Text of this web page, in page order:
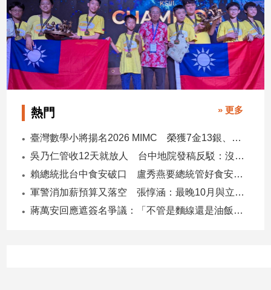
活
建
築/
室
內
設
美
食
星
理
熱門 » 更多
臺灣數學小將揚名2026 MIMC​ 榮獲7金13銀、13銅1佳作
吳乃仁管收12天就放人 台中地院發稿反駁：沒有司法雙標
賴總統批台中食安破口 盧秀燕要總統管好食安 蔣萬安搬2014「食安即國安」打臉
軍警消加薪預算又落空 張惇涵：最晚10月與立法院溝通
蔣萬安回應遮簽名爭議：「不管是麵線還是油飯，我都很喜歡」